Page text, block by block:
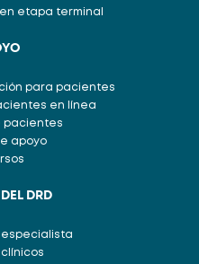
etapa terminal
para pacientes
en línea
pacientes
apoyo
DRD
especialista
clínicos